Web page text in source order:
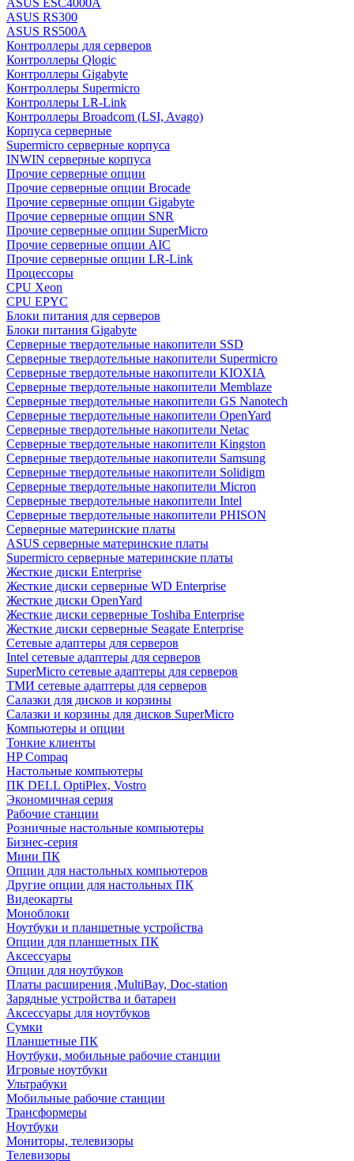
ASUS ESC4000A
ASUS RS300
ASUS RS500A
Контроллеры для серверов
Контроллеры Qlogic
Контроллеры Gigabyte
Контроллеры Supermicro
Контроллеры LR-Link
Контроллеры Broadcom (LSI, Avago)
Корпуса серверные
Supermicro серверные корпуса
INWIN серверные корпуса
Прочие серверные опции
Прочие серверные опции Brocade
Прочие серверные опции Gigabyte
Прочие серверные опции SNR
Прочие серверные опции SuperMicro
Прочие серверные опции AIC
Прочие серверные опции LR-Link
Процессоры
CPU Xeon
CPU EPYC
Блоки питания для серверов
Блоки питания Gigabyte
Серверные твердотельные накопители SSD
Cерверные твердотельные накопители Supermicro
Cерверные твердотельные накопители KIOXIA
Cерверные твердотельные накопители Memblaze
Cерверные твердотельные накопители GS Nanotech
Серверные твердотельные накопители OpenYard
Серверные твердотельные накопители Netac
Cерверные твердотельные накопители Kingston
Cерверные твердотельные накопители Samsung
Cерверные твердотельные накопители Solidigm
Cерверные твердотельные накопители Micron
Cерверные твердотельные накопители Intel
Cерверные твердотельные накопители PHISON
Серверные материнские платы
ASUS серверные материнские платы
Supermicro серверные материнские платы
Жесткие диски Enterprise
Жесткие диски серверные WD Enterprise
Жесткие диски OpenYard
Жесткие диски серверные Toshiba Enterprise
Жесткие диски серверные Seagate Enterprise
Сетевые адаптеры для серверов
Intel сетевые адаптеры для серверов
SuperMicro сетевые адаптеры для серверов
ТМИ сетевые адаптеры для серверов
Салазки для дисков и корзины
Салазки и корзины для дисков SuperMicro
Компьютеры и опции
Тонкие клиенты
HP Compaq
Настольные компьютеры
ПК DELL OptiPlex, Vostro
Экономичная серия
Рабочие станции
Розничные настольные компьютеры
Бизнес-серия
Мини ПК
Опции для настольных компьютеров
Другие опции для настольных ПК
Видеокарты
Моноблоки
Ноутбуки и планшетные устройства
Опции для планшетных ПК
Аксессуары
Опции для ноутбуков
Платы расширения ,MultiBay, Doc-station
Зарядные устройства и батареи
Аксессуары для ноутбуков
Сумки
Планшетные ПК
Ноутбуки, мобильные рабочие станции
Игровые ноутбуки
Ультрабуки
Мобильные рабочие станции
Трансформеры
Ноутбуки
Мониторы, телевизоры
Телевизоры